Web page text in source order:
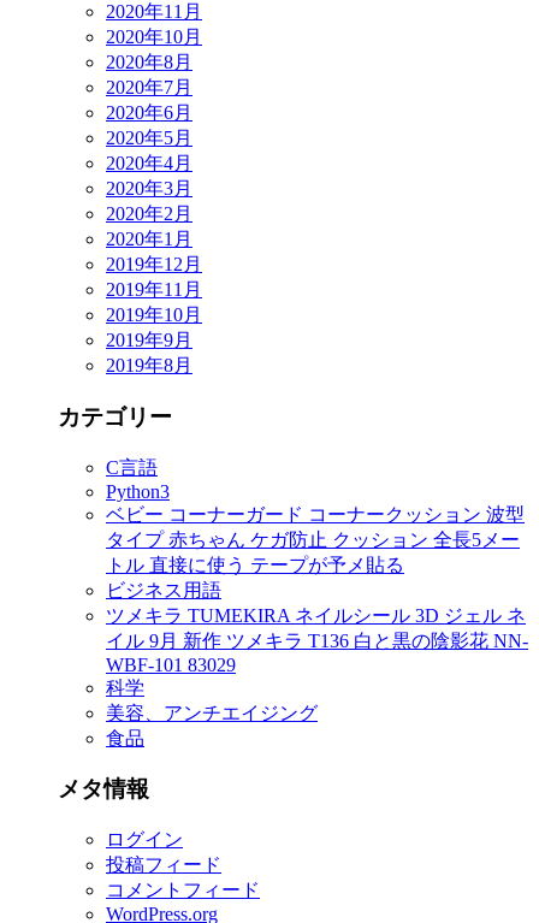
2020年11月
2020年10月
2020年8月
2020年7月
2020年6月
2020年5月
2020年4月
2020年3月
2020年2月
2020年1月
2019年12月
2019年11月
2019年10月
2019年9月
2019年8月
カテゴリー
C言語
Python3
ベビー コーナーガード コーナークッション 波型
タイプ 赤ちゃん ケガ防止 クッション 全長5メー
トル 直接に使う テープが予メ貼る
ビジネス用語
ツメキラ TUMEKIRA ネイルシール 3D ジェル ネ
イル 9月 新作 ツメキラ T136 白と黒の陰影花 NN-
WBF-101 83029
科学
美容、アンチエイジング
食品
メタ情報
ログイン
投稿フィード
コメントフィード
WordPress.org